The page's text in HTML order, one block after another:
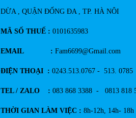
DỪA , QUẬN ĐỐNG ĐA , TP. HÀ NÔI
MÃ SỐ THUẾ : 0101635983
EMAIL : Fam6699@Gmail.com
ĐIỆN THOẠI : 0243.513.0767 - 513. 0785
TEL / ZALO : 083 868 3388 - 0813 818
THỜI GIAN LÀM VIỆC : 8h-12h, 14h- 18h